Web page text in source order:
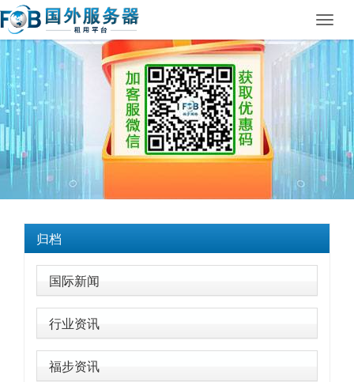
归档
国际新闻
行业资讯
福步资讯